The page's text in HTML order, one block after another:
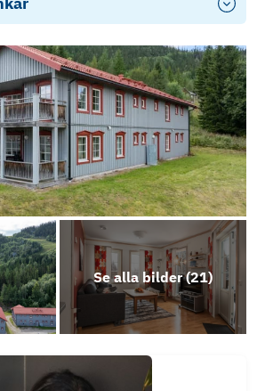
2338
2, 769629-2338 -
2024
Se alla bilder (21)